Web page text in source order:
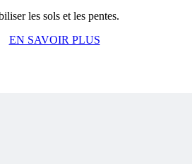
les sols et les pentes.
EN SAVOIR PLUS